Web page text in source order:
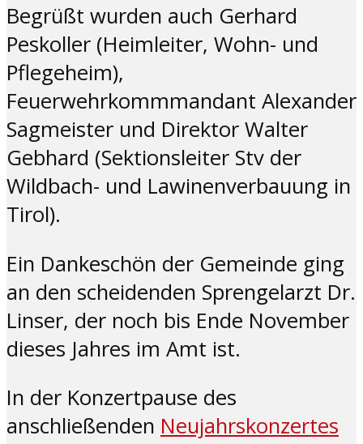
Begrüßt wurden auch Gerhard
Peskoller (Heimleiter, Wohn- und
Pflegeheim),
Feuerwehrkommmandant Alexander
Sagmeister und Direktor Walter
Gebhard (Sektionsleiter Stv der
Wildbach- und Lawinenverbauung in
Tirol).
Ein Dankeschön der Gemeinde ging
an den scheidenden Sprengelarzt Dr.
Linser, der noch bis Ende November
dieses Jahres im Amt ist.
In der Konzertpause des
anschließenden Neujahrskonzertes